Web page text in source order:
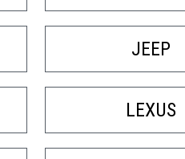
JEEP
LEXUS